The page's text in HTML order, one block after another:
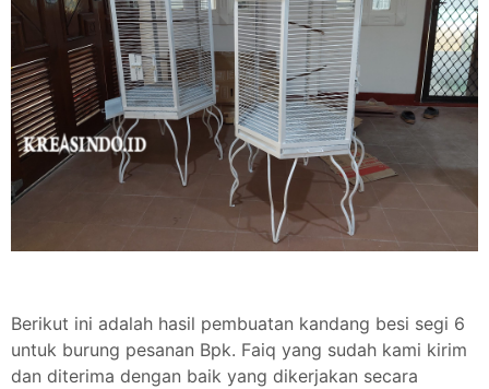
Berikut ini adalah hasil pembuatan kandang besi segi 6
untuk burung pesanan Bpk. Faiq yang sudah kami kirim
dan diterima dengan baik yang dikerjakan secara